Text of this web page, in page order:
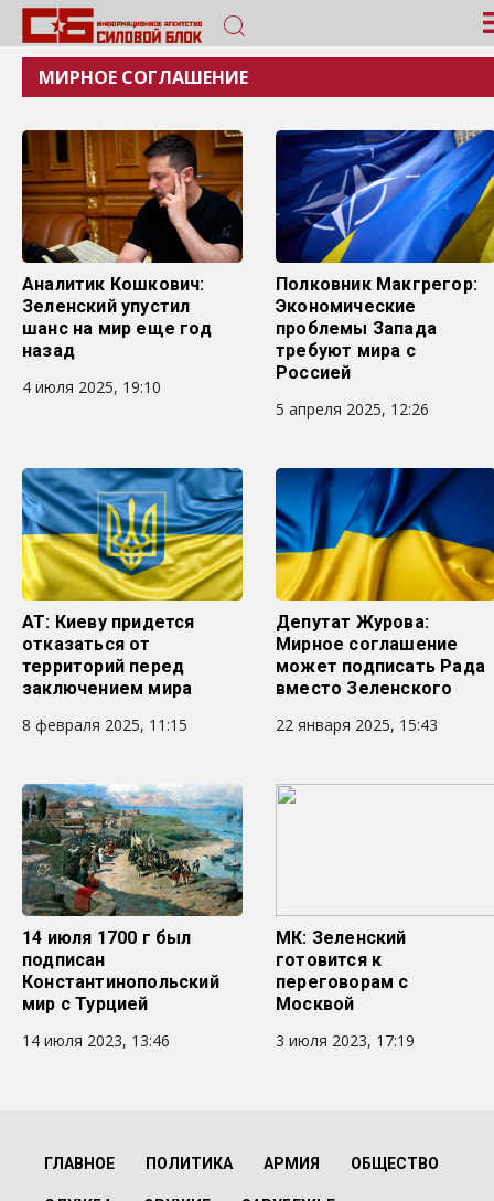
МИРНОЕ СОГЛАШЕНИЕ
Аналитик Кошкович:
Зеленский упустил
шанс на мир еще год
назад
4 июля 2025, 19:10
Полковник Макгрегор:
Экономические
проблемы Запада
требуют мира с
Россией
5 апреля 2025, 12:26
AT: Киеву придется
отказаться от
территорий перед
заключением мира
8 февраля 2025, 11:15
Депутат Журова:
Мирное соглашение
может подписать Рада
вместо Зеленского
22 января 2025, 15:43
14 июля 1700 г был
подписан
Константинопольский
мир с Турцией
14 июля 2023, 13:46
МК: Зеленский
готовится к
переговорам с
Москвой
3 июля 2023, 17:19
ГЛАВНОЕ ПОЛИТИКА АРМИЯ ОБЩЕСТВО